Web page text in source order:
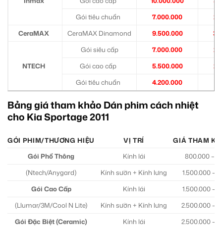
Gói tiêu chuẩn
7.000.000
CeraMAX
CeraMAX Dinamond 9.500.000
NTECH
Gói siêu cấp 7.000.000
Gói cao cấp
5.500.000
Gói tiêu chuẩn
4.200.000
Bảng giá tham khảo Dán phim cách nhiệt
cho Kia Sportage 2011
GÓI PHIM/THƯƠNG HIỆU VỊ TRÍ
GIÁ THAM
Gói Phổ Thông
Kính lái
800.000 –
(Ntech/Anygard)
Kính sườn + Kính lưng
1.500.000 –
Gói Cao Cấp
Kính lái
1.500.000 –
(Llumar/3M/Cool N Lite)
Kính sườn + Kính lưng
2.500.000 –
Gói Đặc Biệt (Ceramic)
Kính lái
2.500.000 –